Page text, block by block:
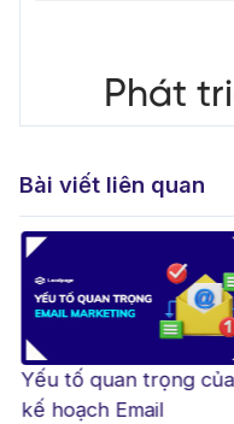
Bài viết liên quan
Yếu tố quan trọng của
kế hoạch Email